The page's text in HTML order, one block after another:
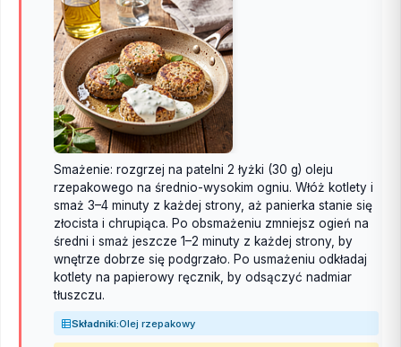
Smażenie: rozgrzej na patelni 2 łyżki (30 g) oleju
rzepakowego na średnio-wysokim ogniu. Włóż kotlety i
smaż 3–4 minuty z każdej strony, aż panierka stanie się
złocista i chrupiąca. Po obsmażeniu zmniejsz ogień na
średni i smaż jeszcze 1–2 minuty z każdej strony, by
wnętrze dobrze się podgrzało. Po usmażeniu odkładaj
kotlety na papierowy ręcznik, by odsączyć nadmiar
tłuszczu.
Składniki:Olej rzepakowy